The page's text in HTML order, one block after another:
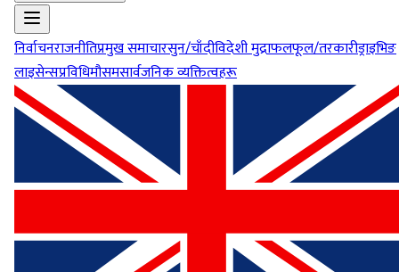
निर्वाचनराजनीतिप्रमुख समाचारसुन/चाँदीविदेशी मुद्राफलफूल/तरकारीड्राइभिङ
लाइसेन्सप्रविधिमौसमसार्वजनिक व्यक्तित्वहरू